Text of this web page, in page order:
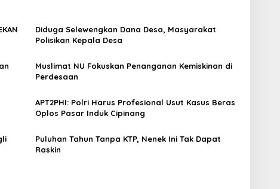
Diduga Selewengkan Dana Desa, Masyarakat
Polisikan Kepala Desa
Muslimat NU Fokuskan Penanganan Kemiskinan di
Perdesaan
APT2PHI: Polri Harus Profesional Usut Kasus Beras
Oplos Pasar Induk Cipinang
Puluhan Tahun Tanpa KTP, Nenek Ini Tak Dapat
Raskin